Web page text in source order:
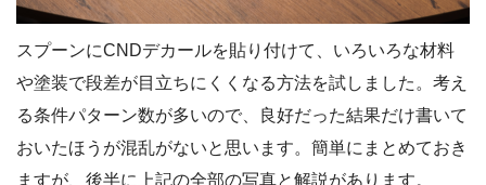
スプーンにCNDデカールを貼り付けて、いろいろな材料
や塗装で段差が目立ちにくくなる方法を試しました。考え
る条件パターン数が多いので、良好だった結果だけ書いて
おいたほうが混乱がないと思います。簡単にまとめておき
ますが、後半に上記の全部の写真と解説があります。